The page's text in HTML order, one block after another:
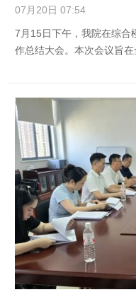
07月20日 07:54
7月15日下午，我院在综合
作总结大会。本次会议旨